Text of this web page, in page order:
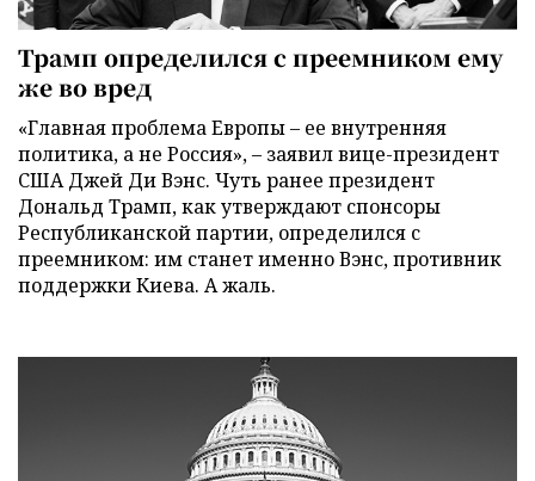
Трамп определился с преемником ему
же во вред
«Главная проблема Европы – ее внутренняя
политика, а не Россия», – заявил вице-президент
США Джей Ди Вэнс. Чуть ранее президент
Дональд Трамп, как утверждают спонсоры
Республиканской партии, определился с
преемником: им станет именно Вэнс, противник
поддержки Киева. А жаль.